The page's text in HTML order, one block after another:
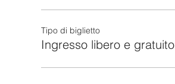
Tipo di biglietto
Ingresso libero e gratuito